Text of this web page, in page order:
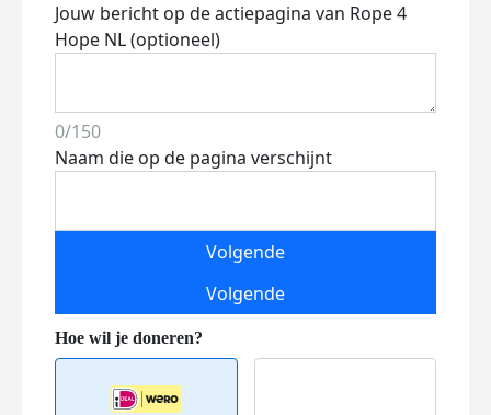
Jouw bericht op de actiepagina van Rope 4
Hope NL (optioneel)
0/150
Naam die op de pagina verschijnt
Volgende
Volgende